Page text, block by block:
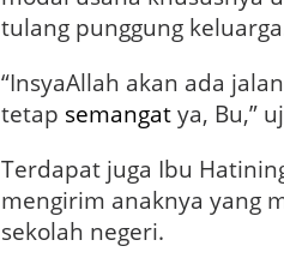
tulang punggung
“InsyaAllah akan ada
tetap semangatya, Bu,”
Terdapat juga Ibu
mengirim anaknya yang
sekolah negeri.